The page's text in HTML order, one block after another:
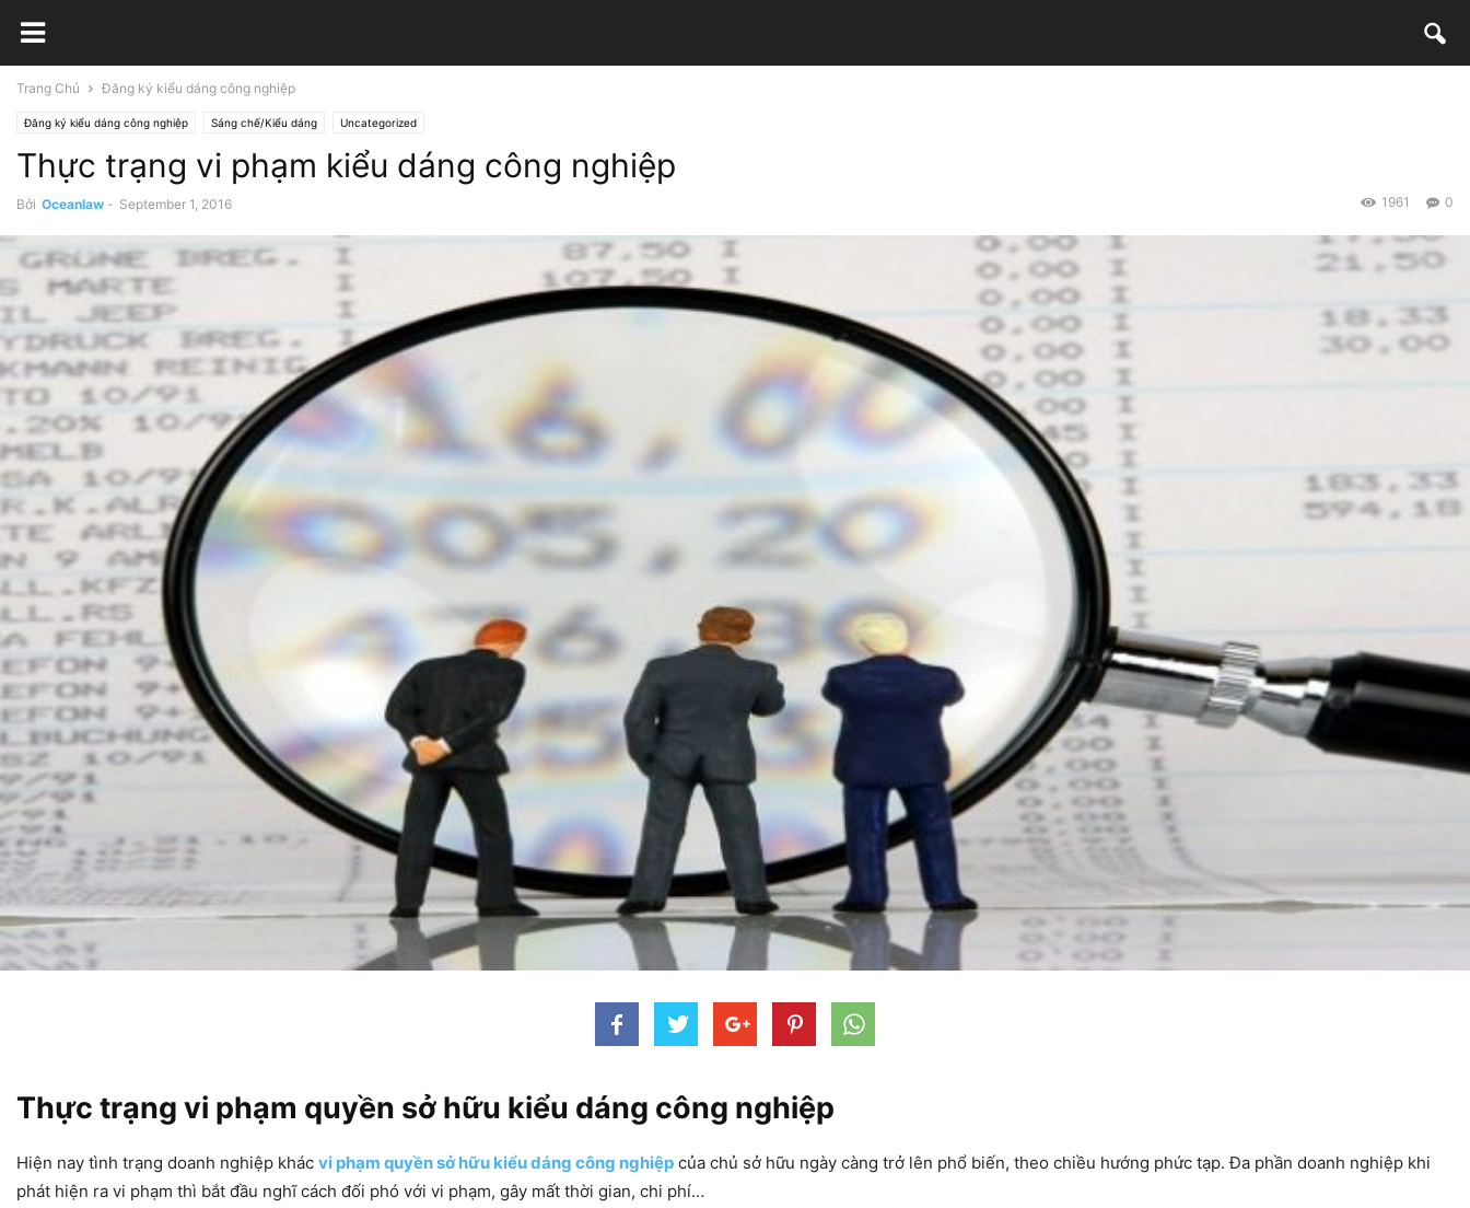
Trang Chủ Đăng ký kiểu dáng công nghiệp
Đăng ký kiểu dáng công nghiệp Sáng chế/Kiểu dáng Uncategorized
Thực trạng vi phạm kiểu dáng công nghiệp
Bởi Oceanlaw - September 1, 2016 0
1961
Thực trạng vi phạm quyền sở hữu kiểu dáng công nghiệp
Hiện nay tình trạng doanh nghiệp khác vi phạm quyền sở hữu kiểu dáng công nghiệp của chủ sở hữu ngày càng trở lên phổ biến, theo chiều hướng phức tạp. Đa phần doanh nghiệp khi
phát hiện ra vi phạm thì bắt đầu nghĩ cách đối phó với vi phạm, gây mất thời gian, chi phí…